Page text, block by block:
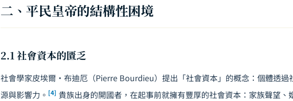
二、平民皇帝的結構性困境
2.1 社會資本的匱乏
社會學家皮埃爾·布迪厄（Pierre Bourdieu）提出「社會資本」的概念：個體透過
源與影響力。 [4] 貴族出身的開國者，在起事前就擁有豐厚的社會資本：家族聲望、